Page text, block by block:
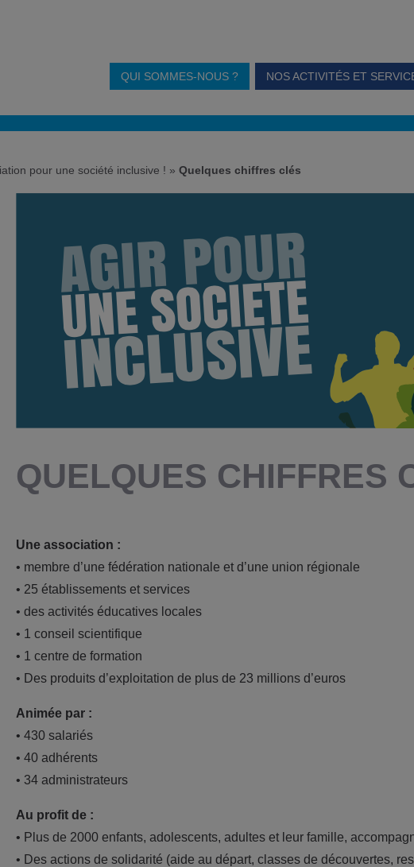
QUI SOMMES-NOUS ? NOS ACTIVITÉS ET
pour une société inclusive ! » Quelques chiffres clés
QUELQUES CHIFFRES
Une association :
• membre d’une fédération nationale et d’une union régionale
• 25 établissements et services
• des activités éducatives locales
• 1 conseil scientifique
• 1 centre de formation
• Des produits d’exploitation de plus de 23 millions d’euros
Animée par :
• 430 salariés
• 40 adhérents
• 34 administrateurs
Au profit de :
• Plus de 2000 enfants, adolescents, adultes et leur famille,
• Des actions de solidarité (aide au départ, classes de découvertes,